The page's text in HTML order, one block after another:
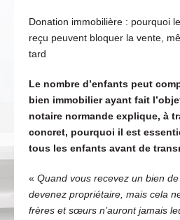
Donation immobilière : pourquoi
reçu peuvent bloquer la vente,
tard
Le nombre d’enfants peut
bien immobilier ayant fait
notaire normande explique, à
concret, pourquoi il est
tous les enfants avant de
« Quand vous recevez un bien
devenez propriétaire, mais cela
frères et sœurs n’auront jamais